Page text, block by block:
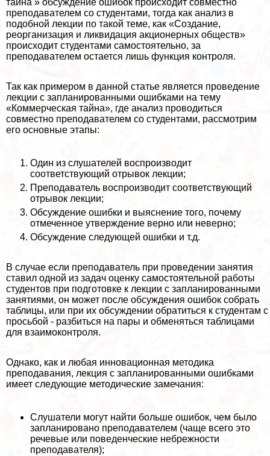
тайна » обсуждение ошибок происходит совместно
преподавателем со студентами, тогда как анализ в
подобной лекции по такой теме, как «Создание,
реорганизация и ликвидация акционерных обществ»
происходит студентами самостоятельно, за
преподавателем остается лишь функция контроля.
Так как примером в данной статье является проведение
лекции с запланированными ошибками на тему
«Коммерческая тайна», где анализ проводиться
совместно преподавателем со студентами, рассмотрим
его основные этапы:
Один из слушателей воспроизводит
соответствующий отрывок лекции;
Преподаватель воспроизводит соответствующий
отрывок лекции;
Обсуждение ошибки и выяснение того, почему
отмеченное утверждение верно или неверно;
Обсуждение следующей ошибки и т.д.
В случае если преподаватель при проведении занятия
ставил одной из задач оценку самостоятельной работы
студентов при подготовке к лекции с запланированными
занятиями, он может после обсуждения ошибок собрать
таблицы, или при их обсуждении обратиться к студентам с
просьбой - разбиться на пары и обменяться таблицами
для взаимоконтроля.
Однако, как и любая инновационная методика
преподавания, лекция с запланированными ошибками
имеет следующие методические замечания:
Слушатели могут найти больше ошибок, чем было
запланировано преподавателем (чаще всего это
речевые или поведенческие небрежности
преподавателя);